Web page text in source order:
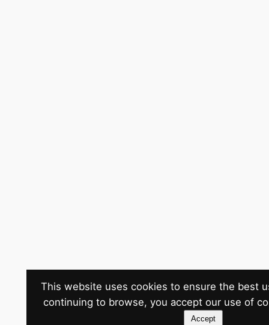
This website uses cookies to ensure the best
continuing to browse, you accept our use of
Accept